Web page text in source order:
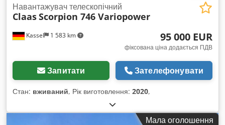
Kassel 1 583 km
Навантажувач телескопічний
ClaasScorpion 746 Variopower
95 000 EUR
фіксована ціна додається ПДВ
Запитати Зателефонувати
Стан: вживаний, Рік виготовлення: 2020,
Мала оголошення